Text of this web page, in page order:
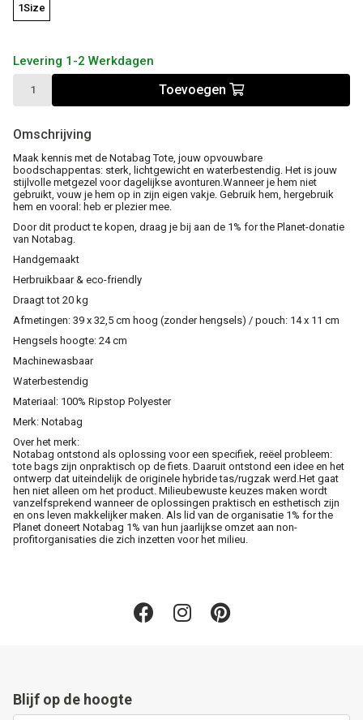
1Size
Levering 1-2 Werkdagen
Toevoegen
Omschrijving
Maak kennis met de Notabag Tote, jouw opvouwbare
boodschappentas: sterk, lichtgewicht en waterbestendig. Het is jouw
stijlvolle metgezel voor dagelijkse avonturen.Wanneer je hem niet
gebruikt, vouw je hem op in zijn eigen vakje. Gebruik hem, hergebruik
hem en vooral: heb er plezier mee.
Door dit product te kopen, draag je bij aan de 1% for the Planet-donatie
van Notabag.
Handgemaakt
Herbruikbaar & eco-friendly
Draagt tot 20 kg
Afmetingen: 39 x 32,5 cm hoog (zonder hengsels) / pouch: 14 x 11 cm
Hengsels hoogte: 24 cm
Machinewasbaar
Waterbestendig
Materiaal: 100% Ripstop Polyester
Merk: Notabag
Over het merk:
Notabag ontstond als oplossing voor een specifiek, reëel probleem:
tote bags zijn onpraktisch op de fiets. Daaruit ontstond een idee en het
ontwerp dat uiteindelijk de originele hybride tas/rugzak werd.Het gaat
hen niet alleen om het product. Milieubewuste keuzes maken wordt
vanzelfsprekend wanneer de oplossingen praktisch en esthetisch zijn
en ons leven makkelijker maken. Als lid van de organisatie 1% for the
Planet doneert Notabag 1% van hun jaarlijkse omzet aan non-
profitorganisaties die zich inzetten voor het milieu.
Blijf op de hoogte